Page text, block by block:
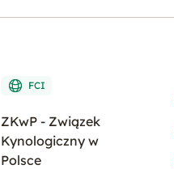
FCI
ZKwP - Związek
Kynologiczny w
Polsce